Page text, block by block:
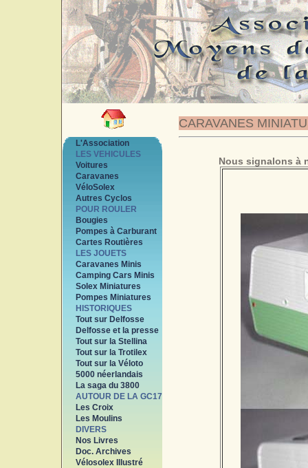
CARAVANES
L'Association
LES VEHICULES
Voitures
Caravanes
VéloSolex
Autres Cyclos
POUR ROULER
Bougies
Pompes à Carburant
Cartes Routières
LES JOUETS
Caravanes Minis
Camping Cars Minis
Solex Miniatures
Pompes Miniatures
HISTORIQUES
Tout sur Delfosse
Delfosse et la presse
Tout sur la Stellina
Tout sur la Trotilex
Tout sur la Véloto
5000 néerlandais
La saga du 3800
AUTOUR DE LA GC17
Les Croix
Les Moulins
DIVERS
Nos Livres
Doc. Archives
Vélosolex Illustré
Nous signalons à